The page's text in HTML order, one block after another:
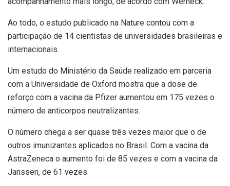
Ao todo, o estudo publicado na Nature contou com a
participação de 14 cientistas de universidades brasileiras e
internacionais.
Um estudo do Ministério da Saúde realizado em parceria
com a Universidade de Oxford mostra que a dose de
reforço com a vacina da Pfizer aumentou em 175 vezes o
número de anticorpos neutralizantes.
O número chega a ser quase três vezes maior que o de
outros imunizantes aplicados no Brasil. Com a vacina da
AstraZeneca o aumento foi de 85 vezes e com a vacina da
Janssen, de 61 vezes.